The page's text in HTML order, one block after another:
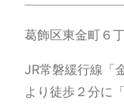
葛飾区東金町６
JR常磐緩行線「
より徒歩２分に